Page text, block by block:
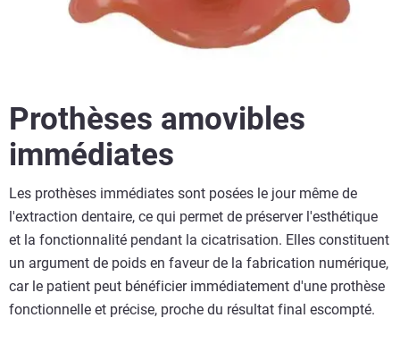
Prothèses amovibles
immédiates
Les prothèses immédiates sont posées le jour même de
l'extraction dentaire, ce qui permet de préserver l'esthétique
et la fonctionnalité pendant la cicatrisation. Elles constituent
un argument de poids en faveur de la fabrication numérique,
car le patient peut bénéficier immédiatement d'une prothèse
fonctionnelle et précise, proche du résultat final escompté.